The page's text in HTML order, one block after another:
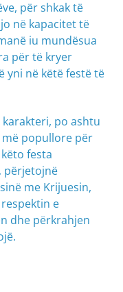
për shkak të
në kapacitet të
iu mundësua
për të kryer
yni në këtë festë të
karakteri, po ashtu
popullore për
festa
përjetojnë
me Krijuesin,
e
dhe përkrahjen